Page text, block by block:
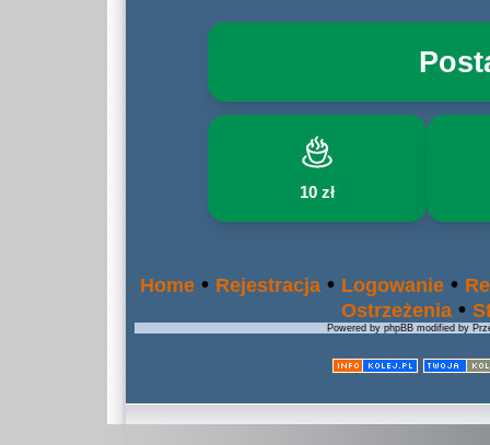
10 zł
Home • Rejestracja • Logowanie •
Ostrzeżenia •
Powered by phpBB modified by